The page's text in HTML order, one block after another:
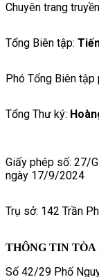
Chuyên trang
Tổng Biên tập:
Phó Tổng Biên tập
Tổng Thư ký:
Giấy phép số: 27/
ngày 17/9/2024
Trụ sở: 142 Trần
THÔNG TIN TÒA
Số 42/29 Phố